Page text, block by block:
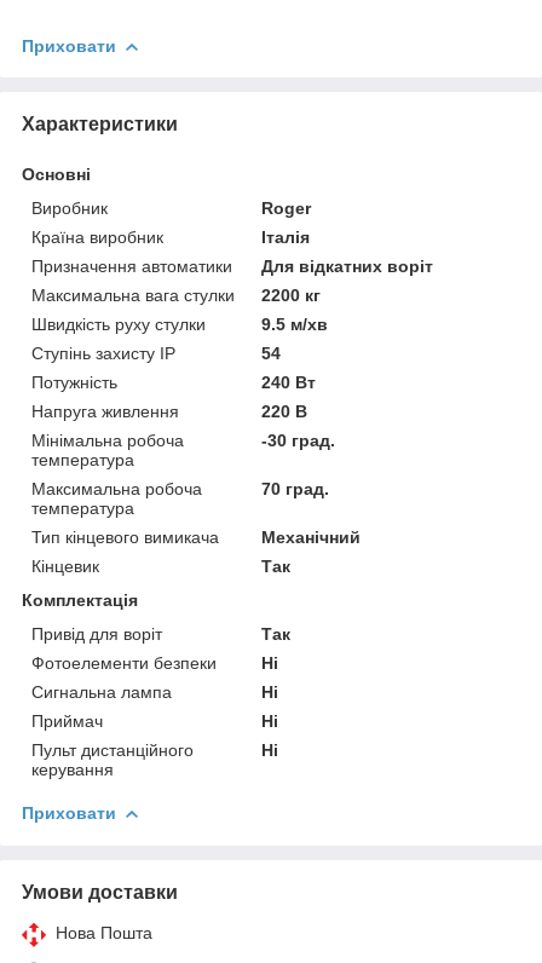
Приховати
Характеристики
Основні
Виробник
Roger
Країна виробник
Італія
Призначення автоматики
Для відкатних воріт
Максимальна вага стулки
2200 кг
Швидкість руху стулки
9.5 м/хв
Ступінь захисту IP
54
Потужність
240 Вт
Напруга живлення
220 В
Мінімальна робоча
температура
-30 град.
Максимальна робоча
температура
70 град.
Тип кінцевого вимикача
Механічний
Кінцевик
Так
Комплектація
Привід для воріт
Так
Фотоелементи безпеки
Ні
Сигнальна лампа
Ні
Приймач
Ні
Пульт дистанційного
керування
Ні
Приховати
Умови доставки
Нова Пошта